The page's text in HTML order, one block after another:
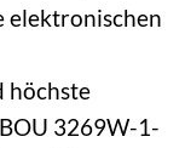
elektronischen
höchste
3269W-1-